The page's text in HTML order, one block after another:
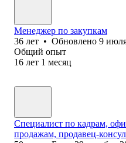
Менеджер по закупкам
36 лет • Обновлено 9
Общий опыт
16 лет 1 месяц
Специалист по кадрам,
продажам, продавец-